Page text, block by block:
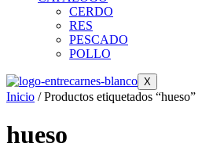
CERDO
RES
PESCADO
POLLO
X
Inicio / Productos etiquetados “hueso”
hueso